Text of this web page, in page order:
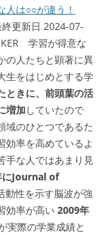
は○○が違う！
更新日 2024-07-
学習が得意な
の人たちと顕著に異
生をはじめとする学
ときに、前頭葉の活
増加 していたので
域のひとつであるた
効率を高めているよ
手な人ではあまり見
にJournal of
動性を示す脳波が強
効率が高い 2009年
実際の学業成績と